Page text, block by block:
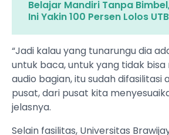
Belajar Mandiri Tanpa
Ini Yakin 100 Persen Lolos
“Jadi kalau yang tunarungu dia
untuk baca, untuk yang tidak
audio bagian, itu sudah difasilitasi
pusat, dari pusat kita
jelasnya.
Selain fasilitas, Universitas